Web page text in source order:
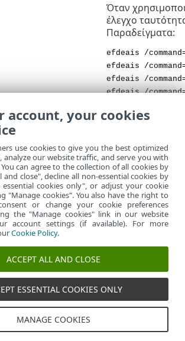
Όταν
έλεγχο
Παραδείγματα:
efdeais /
efdeais /
efdeais /
efdeais /
efdeais /
Χρησιμοποιήστε
Όταν
συνέχιση του
3. Εάν η εντολή
Encryption θα
βάση ESET Ομάδα συζήτησης ESET
account, your cookies
use cookies to give you the best optimized
analyze our website traffic, and serve you with
can agree to the collection of all cookies by
and close", decline all non-essential cookies by
essential cookies only", or adjust your cookie
"Manage cookies". You also have the right to
or change your cookie preferences
the "Manage cookies" link in our website
account settings (if available). For more
Cookie Policy.
ACCEPT ALL AND CLOSE
ESSENTIAL COOKIES ONLY
MANAGE COOKIES